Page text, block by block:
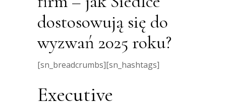
dostosowują się do
wyzwań 2025 roku?
[sn_breadcrumbs][sn_hashtags]
Executive